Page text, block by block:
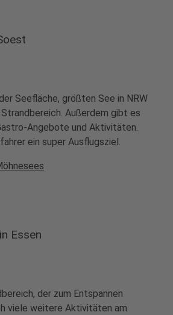
Seefläche, größten See in NRW
Außerdem gibt es
Angebote und Aktivitäten.
ein super Ausflugsziel.
Essen
der zum Entspannen
viele weitere Aktivitäten am